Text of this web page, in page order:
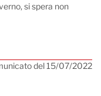
si spera non
del 15/07/2022